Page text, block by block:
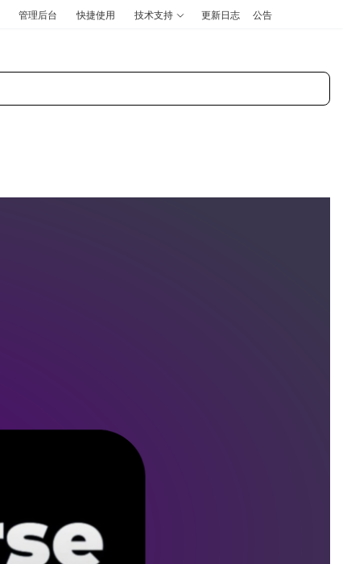
管理后台 快捷使用 技术支持 更新日志 公告